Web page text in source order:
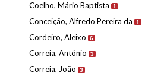
Coelho, Mário Baptista 1
Conceição, Alfredo Pereira da 1
Cordeiro, Aleixo 6
Correia, António 3
Correia, João 3